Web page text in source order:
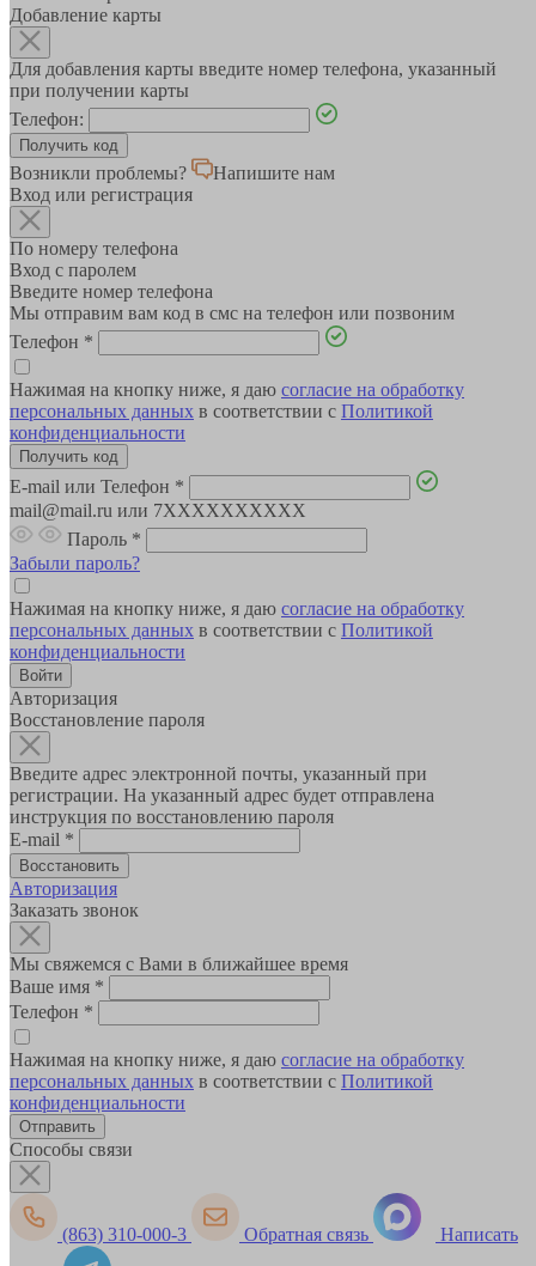
Добавление карты
Для добавления карты введите номер телефона, указанный
при получении карты
Телефон:
Возникли проблемы?
Напишите нам
Вход или регистрация
По номеру телефона
Вход с паролем
Введите номер телефона
Мы отправим вам код в смс на телефон или позвоним
Телефон *
Нажимая на кнопку ниже, я даю согласие на обработку
персональных данных в соответствии с Политикой
конфиденциальности
E-mail или Телефон *
mail@mail.ru или 7XXXXXXXXXX
Пароль *
Забыли пароль?
Нажимая на кнопку ниже, я даю согласие на обработку
персональных данных в соответствии с Политикой
конфиденциальности
Авторизация
Восстановление пароля
Введите адрес электронной почты, указанный при
регистрации. На указанный адрес будет отправлена
инструкция по восстановлению пароля
E-mail *
Авторизация
Заказать звонок
Мы свяжемся с Вами в ближайшее время
Ваше имя *
Телефон *
Нажимая на кнопку ниже, я даю согласие на обработку
персональных данных в соответствии с Политикой
конфиденциальности
Способы связи
(863) 310-000-3 Обратная связь Написать